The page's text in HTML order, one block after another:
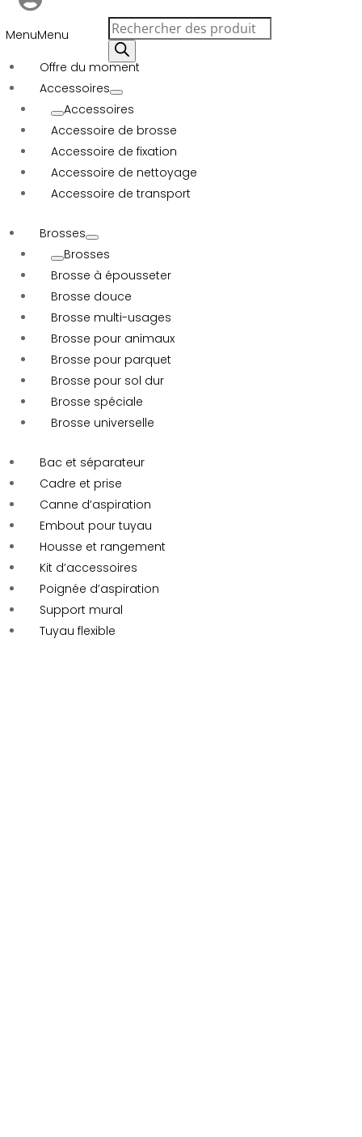
MenuMenu
Offre du moment
Accessoires
Accessoires
Accessoire de brosse
Accessoire de fixation
Accessoire de nettoyage
Accessoire de transport
Brosses
Brosses
Brosse à épousseter
Brosse douce
Brosse multi-usages
Brosse pour animaux
Brosse pour parquet
Brosse pour sol dur
Brosse spéciale
Brosse universelle
Bac et séparateur
Cadre et prise
Canne d’aspiration
Embout pour tuyau
Housse et rangement
Kit d’accessoires
Poignée d’aspiration
Support mural
Tuyau flexible
Recherche
de
produits